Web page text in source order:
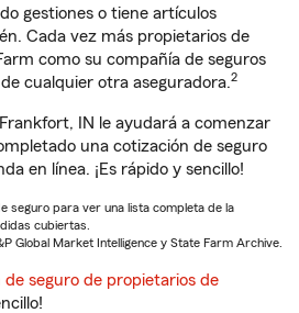
gestiones o tiene artículos
Cada vez más propietarios de
como su compañía de seguros
cualquier otra aseguradora.2
IN le ayudará a comenzar
una cotización de seguro
en línea. ¡Es rápido y sencillo!
seguro para ver una lista completa de la
cubiertas.
Global Market Intelligence y State Farm Archive.
de seguro de propietarios de